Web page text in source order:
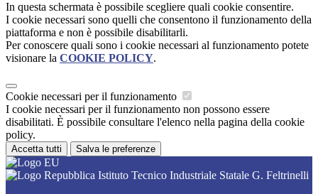
In questa schermata è possibile scegliere quali cookie consentire.
I cookie necessari sono quelli che consentono il funzionamento della
piattaforma e non è possibile disabilitarli.
Per conoscere quali sono i cookie necessari al funzionamento potete
visionare la COOKIE POLICY.
Cookie necessari per il funzionamento
I cookie necessari per il funzionamento non possono essere
disabilitati. È possibile consultare l'elenco nella pagina della cookie
policy.
Accetta tutti Salva le preferenze
Istituto Tecnico Industriale Statale G. Feltrinelli